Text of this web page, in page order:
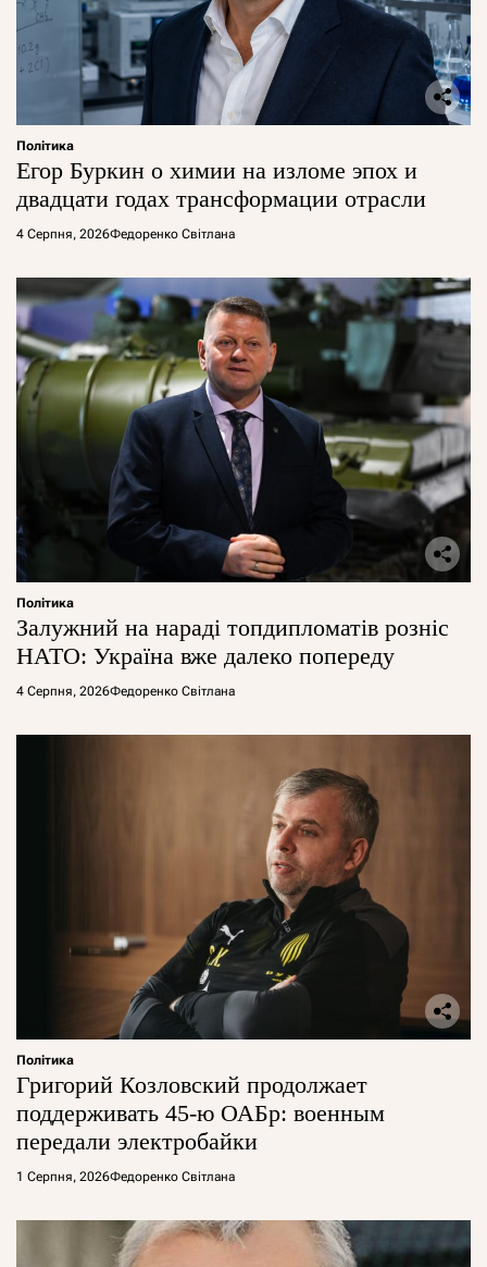
Політика
Егор Буркин о химии на изломе эпох и
двадцати годах трансформации отрасли
4 Серпня, 2026Федоренко Світлана
Політика
Залужний на нараді топдипломатів розніс
НАТО: Україна вже далеко попереду
4 Серпня, 2026Федоренко Світлана
Політика
Григорий Козловский продолжает
поддерживать 45-ю ОАБр: военным
передали электробайки
1 Серпня, 2026Федоренко Світлана